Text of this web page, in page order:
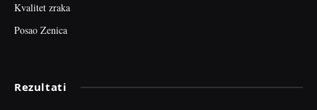
Kvalitet zraka
Posao Zenica
Rezultati